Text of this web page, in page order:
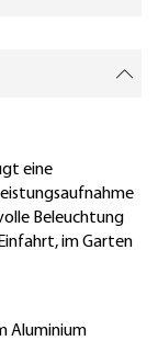
eine
Beleuchtung
im Garten
Aluminium